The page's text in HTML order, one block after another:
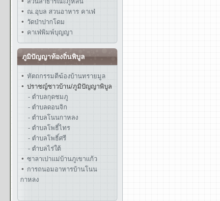
ณ.อุบล สวนอาหาร คาเฟ่
วัดป่าปากโดม
คาเฟ่พิมพ์บุญญา
ภูมิปัญญาท้องถิ่นพิบูล
หัตถกรรมตีฆ้องบ้านทรายมูล
ปราชญ์ชาวบ้าน/ภูมิปัญญาพิบูล
- ตำบลกุดชมภู
- ตำบลดอนจิก
- ตำบลโนนกาหลง
- ตำบลโพธิ์ไทร
- ตำบลโพธิ์ศรี
- ตำบลไร่ใต้
ซาลาเปาแม่บ้านภูเขาแก้ว
การถนอมอาหารบ้านโนน
กาหลง